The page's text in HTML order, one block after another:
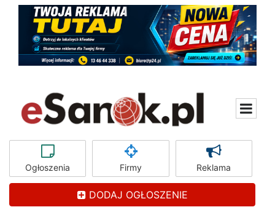
Ogłoszenia Firmy Reklama
DODAJ OGŁOSZENIE